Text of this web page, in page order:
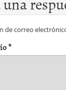
de correo
*